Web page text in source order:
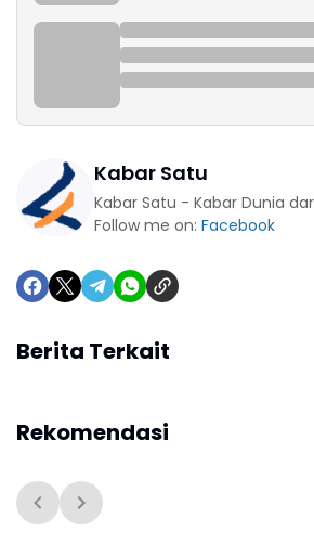
Kabar Satu
Kabar Satu - Kabar Dunia
Follow me on: Facebook
Berita Terkait
Rekomendasi